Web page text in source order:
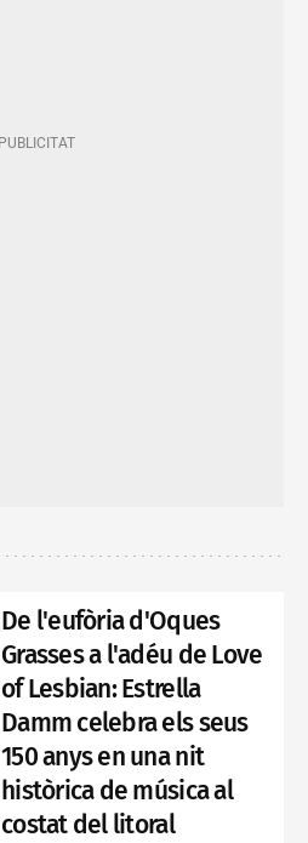
De l'eufòria d'Oques
Grasses a l'adéu de Love
of Lesbian: Estrella
Damm celebra els seus
150 anys en una nit
històrica de música al
costat del litoral